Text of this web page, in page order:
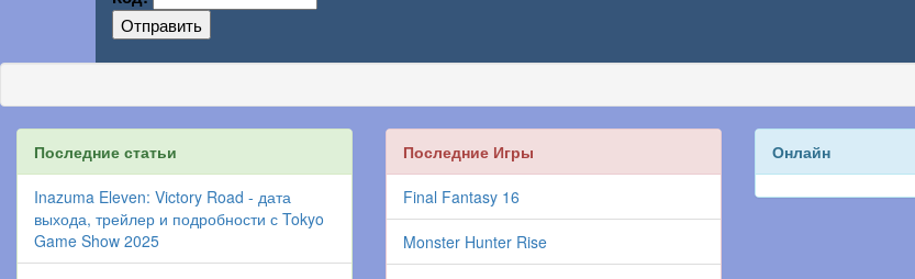
Отправить
Последние статьи
Inazuma Eleven: Victory Road - дата
выхода, трейлер и подробности с Tokyo
Game Show 2025
Последние Игры
Final Fantasy 16
Monster Hunter Rise
Онлайн